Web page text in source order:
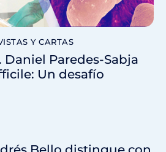
Y CARTAS
Daniel Paredes-Sabja
Un desafío